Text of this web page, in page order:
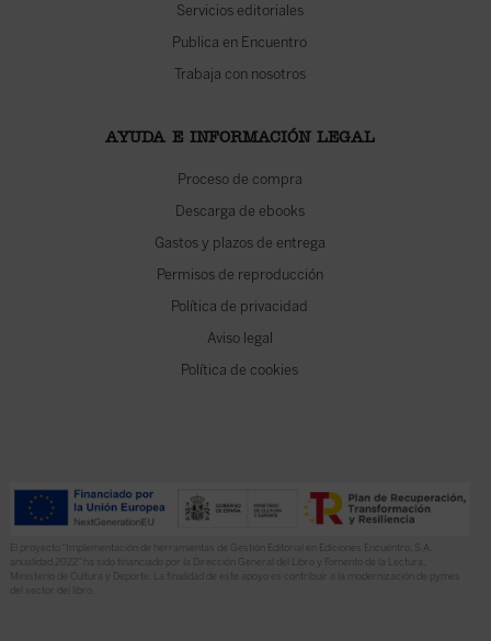
Servicios editoriales
Publica en Encuentro
Trabaja con nosotros
AYUDA E INFORMACIÓN LEGAL
Proceso de compra
Descarga de ebooks
Gastos y plazos de entrega
Permisos de reproducción
Política de privacidad
Aviso legal
Política de cookies
El proyecto “Implementación de herramientas de Gestión Editorial en Ediciones Encuentro, S.A.
anualidad 2022” ha sido financiado por la Dirección General del Libro y Fomento de la Lectura,
Ministerio de Cultura y Deporte. La finalidad de este apoyo es contribuir a la modernización de pymes
del sector del libro.